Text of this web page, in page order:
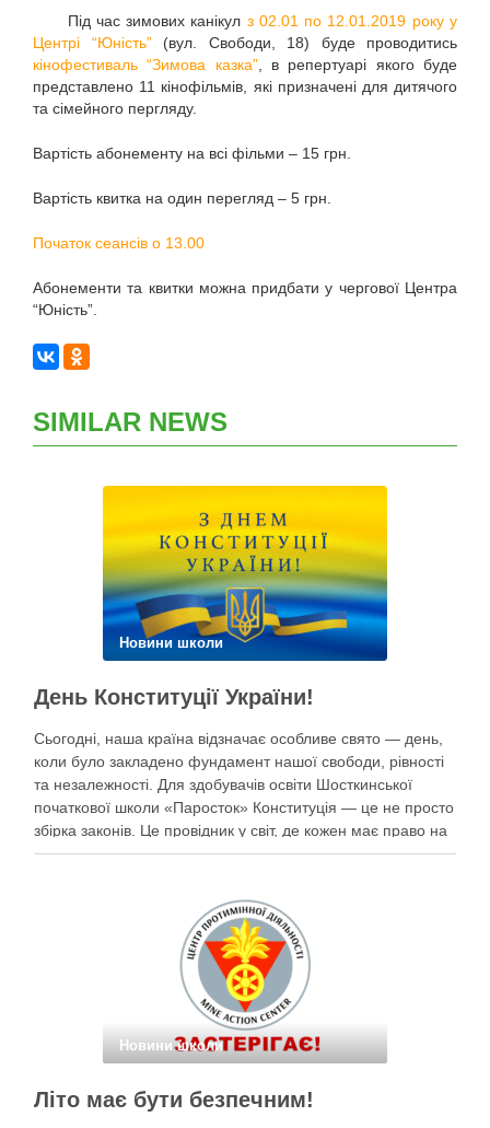
Під час зимових канікул з 02.01 по 12.01.2019 року у
Центрі “Юність”(вул. Свободи, 18) буде проводитись
кінофестиваль “Зимова казка”, в репертуарі якого буде
представлено 11 кінофільмів, які призначені для дитячого
та сімейного пергляду.
Вартість абонементу на всі фільми – 15 грн.
Вартість квитка на один перегляд – 5 грн.
Початок сеансів о 13.00
Абонементи та квитки можна придбати у чергової Центра
“Юність”.
SIMILAR NEWS
Новини школи
День Конституції України!
Сьогодні, наша країна відзначає особливе свято — день,
коли було закладено фундамент нашої свободи, рівності
та незалежності. Для здобувачів освіти Шосткинської
початкової школи «Паросток» Конституція — це не просто
збірка законів. Це провідник у світ, де кожен має право на
щасливе дитинство, освіту, безпеку та мрії під мирним
Новини школи
Літо має бути безпечним!